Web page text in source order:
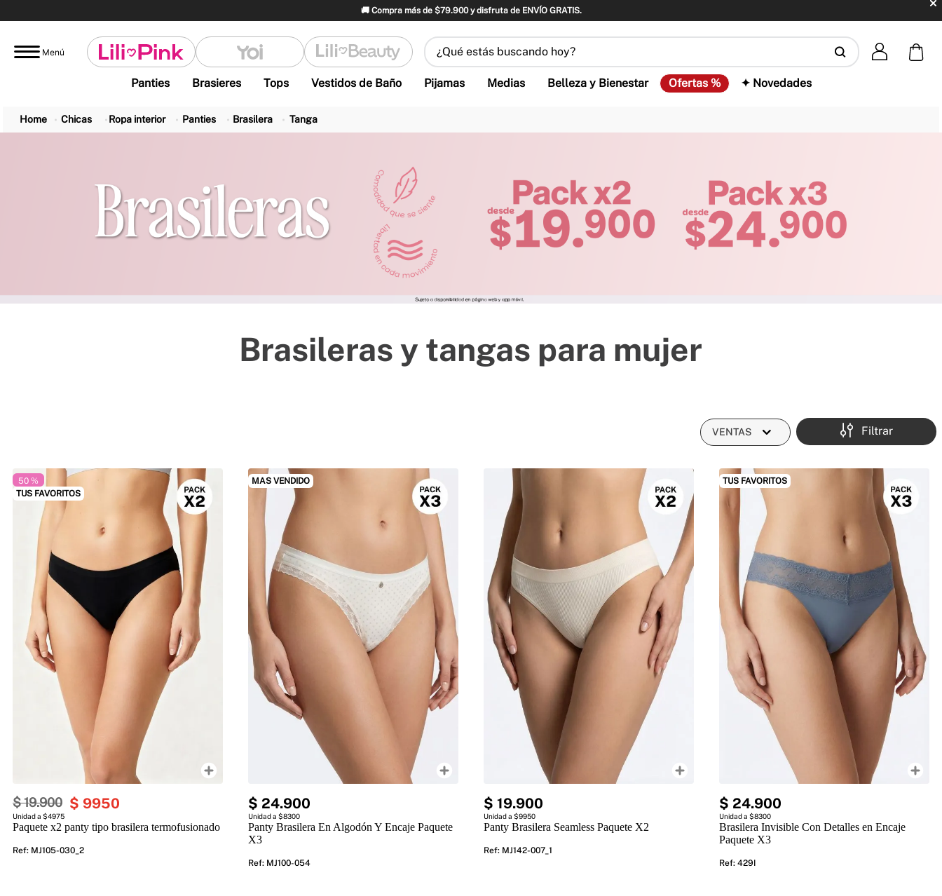
🚚 Compra más de $79.900 y disfruta de ENVÍO GRATIS.
Menú ¿Qué estás buscando hoy?
Panties Brasieres Tops Vestidos de Baño Pijamas Medias Belleza y Bienestar Ofertas % ✦ Novedades
Chicas Ropa interior Panties Brasilera Tanga
Brasileras y tangas para mujer
VENTAS Filtrar
50 %
TUS FAVORITOS
$19.900 $ 9950
Unidad a $4975
Paquete x2 panty tipo brasilera termofusionado
Ref: MJ105-030_2
MAS VENDIDO
$ 24.900
Unidad a $8300
Panty Brasilera En Algodón Y Encaje Paquete
X3
Ref: MJ100-054
$ 19.900
Unidad a $9950
Panty Brasilera Seamless Paquete X2
Ref: MJ142-007_1
TUS FAVORITOS
$ 24.900
Unidad a $8300
Brasilera Invisible Con Detalles en Encaje
Paquete X3
Ref: 429I